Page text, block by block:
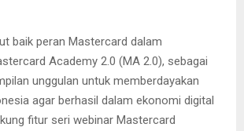
baik peran Mastercard dalam
Academy 2.0 (MA 2.0), sebagai
unggulan untuk memberdayakan
agar berhasil dalam ekonomi digital
fitur seri webinar Mastercard